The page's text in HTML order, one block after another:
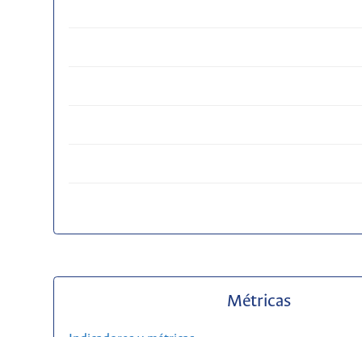
Métricas